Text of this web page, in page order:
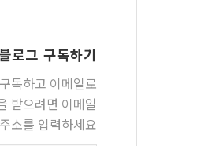
로그 구독하기
독하고 이메일로
받으려면 이메일
주소를 입력하세요